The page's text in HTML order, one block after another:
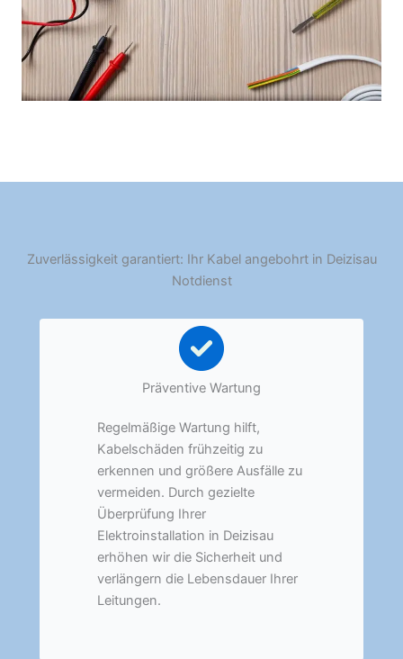
Zuverlässigkeit garantiert: Ihr Kabel angebohrt in Deizisau
Notdienst
Präventive Wartung
Regelmäßige Wartung hilft,
Kabelschäden frühzeitig zu
erkennen und größere Ausfälle zu
vermeiden. Durch gezielte
Überprüfung Ihrer
Elektroinstallation in Deizisau
erhöhen wir die Sicherheit und
verlängern die Lebensdauer Ihrer
Leitungen.